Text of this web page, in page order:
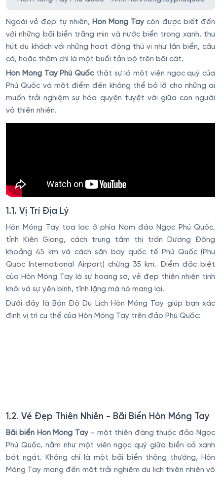
Ngoài vẻ đẹp tự nhiên, Hòn Móng Tay còn được biết đến
với những bãi biển trắng mịn và nước biển trong xanh, thu
hút du khách với những hoạt động thú vị như lặn biển, câu
cá, hoặc thậm chí là một buổi tản bộ trên bãi cát.
Hòn Móng Tay Phú Quốcthật sự là một viên ngọc quý của
Phú Quốc và một điểm đến không thể bỏ lỡ cho những ai
muốn trải nghiệm sự hòa quyện tuyệt vời giữa con người
và thiên nhiên.
1.1. Vị Trí Địa Lý
Hòn Móng Tay tọa lạc ở phía Nam đảo Ngọc Phú Quốc,
tỉnh Kiên Giang, cách trung tâm thị trấn Dương Đông
khoảng 45 km và cách sân bay quốc tế Phú Quốc (Phu
Quoc International Airport) chừng 35 km. Điểm đặc biệt
của Hòn Móng Tay là sự hoang sơ, vẻ đẹp thiên nhiên tinh
khôi và sự yên bình, tĩnh lặng mà nó mang lại.
Dưới đây là Bản Đồ Du Lịch Hòn Móng Tay giúp bạn xác
định vị trí cụ thể của Hòn Móng Tay trên đảo Phú Quốc:
1.2. Vẻ Đẹp Thiên Nhiên - Bãi Biển Hòn Móng Tay
Bãi biển Hòn Móng Tay - một thiên đàng thuộc đảo Ngọc
Phú Quốc, nằm như một viên ngọc quý giữa biển cả xanh
bát ngát. Không chỉ là một bãi biển thông thường, Hòn
Móng Tay mang đến một trải nghiệm du lịch thiên nhiên vô